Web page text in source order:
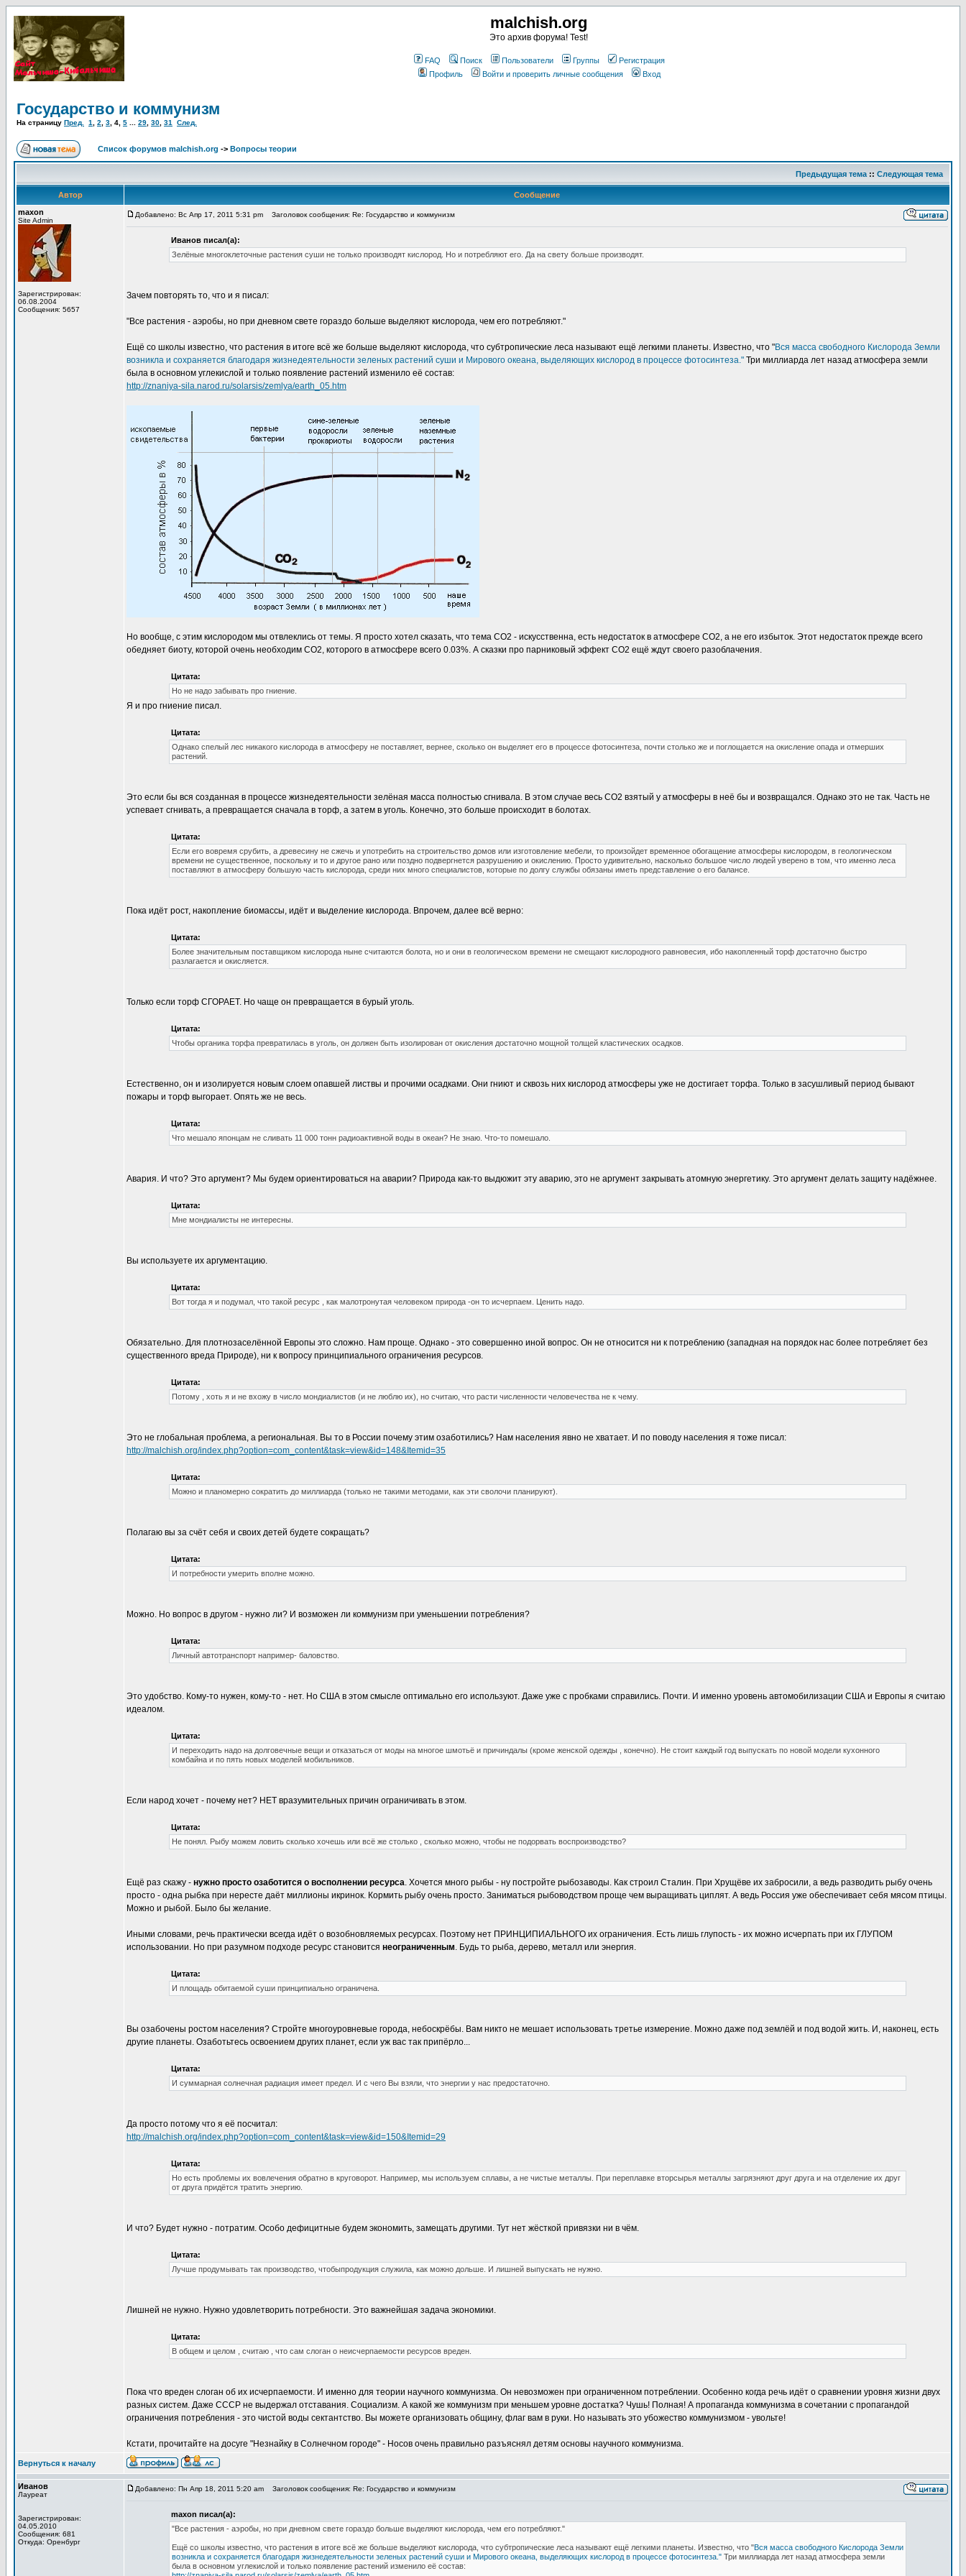
malchish.org
Это архив форума! Test!
FAQ Поиск Пользователи Группы
Регистрация
Профиль
Войти и проверить личные сообщения Вход
Государство и коммунизм
На страницу Пред. 1 2 3 4 5 29 30 31 След.
Список форумов malchish.org -> Вопросы теории
Предыдущая тема :: Следующая тема
Автор
Сообщение
maxon
Site Admin
Зарегистрирован:
06.08.2004
Сообщения: 5657
Добавлено: Вс Апр 17, 2011 5:31 pm Заголовок сообщения: Re: Государство и коммунизм
Иванов писал(а):
Зелёные многоклеточные растения суши не только производят кислород. Но и потребляют его. Да на свету больше производят.
Зачем повторять то, что и я писал:
"Все растения - аэробы, но при дневном свете гораздо больше выделяют кислорода, чем его потребляют."
Ещё со школы известно, что растения в итоге всё же больше выделяют кислорода, что субтропические леса называют ещё легкими планеты. Известно, что "Вся масса свободного Кислорода Земли
возникла и сохраняется благодаря жизнедеятельности зеленых растений суши и Мирового океана, выделяющих кислород в процессе фотосинтеза." Три миллиарда лет назад атмосфера земли
была в основном углекислой и только появление растений изменило её состав:
http://znaniya-sila.narod.ru/solarsis/zemlya/earth_05.htm
Но вообще, с этим кислородом мы отвлеклись от темы. Я просто хотел сказать, что тема СО2 - искусственна, есть недостаток в атмосфере СО2, а не его избыток. Этот недостаток прежде всего
обедняет биоту, которой очень необходим СО2, которого в атмосфере всего 0.03%. А сказки про парниковый эффект СО2 ещё ждут своего разоблачения.
Цитата:
Но не надо забывать про гниение.
Я и про гниение писал.
Цитата:
Однако спелый лес никакого кислорода в атмосферу не поставляет, вернее, сколько он выделяет его в процессе фотосинтеза, почти столько же и поглощается на окисление опада и отмерших
растений.
Это если бы вся созданная в процессе жизнедеятельности зелёная масса полностью сгнивала. В этом случае весь СО2 взятый у атмосферы в неё бы и возвращался. Однако это не так. Часть не
успевает сгнивать, а превращается сначала в торф, а затем в уголь. Конечно, это больше происходит в болотах.
Цитата:
Если его вовремя срубить, а древесину не сжечь и употребить на строительство домов или изготовление мебели, то произойдет временное обогащение атмосферы кислородом, в геологическом
времени не существенное, поскольку и то и другое рано или поздно подвергнется разрушению и окислению. Просто удивительно, насколько большое число людей уверено в том, что именно леса
поставляют в атмосферу большую часть кислорода, среди них много специалистов, которые по долгу службы обязаны иметь представление о его балансе.
Пока идёт рост, накопление биомассы, идёт и выделение кислорода. Впрочем, далее всё верно:
Цитата:
Более значительным поставщиком кислорода ныне считаются болота, но и они в геологическом времени не смещают кислородного равновесия, ибо накопленный торф достаточно быстро
разлагается и окисляется.
Только если торф СГОРАЕТ. Но чаще он превращается в бурый уголь.
Цитата:
Чтобы органика торфа превратилась в уголь, он должен быть изолирован от окисления достаточно мощной толщей кластических осадков.
Естественно, он и изолируется новым слоем опавшей листвы и прочими осадками. Они гниют и сквозь них кислород атмосферы уже не достигает торфа. Только в засушливый период бывают
пожары и торф выгорает. Опять же не весь.
Цитата:
Что мешало японцам не сливать 11 000 тонн радиоактивной воды в океан? Не знаю. Что-то помешало.
Авария. И что? Это аргумент? Мы будем ориентироваться на аварии? Природа как-то выдюжит эту аварию, это не аргумент закрывать атомную энергетику. Это аргумент делать защиту надёжнее.
Цитата:
Мне мондиалисты не интересны.
Вы используете их аргументацию.
Цитата:
Вот тогда я и подумал, что такой ресурс , как малотронутая человеком природа -он то исчерпаем. Ценить надо.
Обязательно. Для плотнозаселённой Европы это сложно. Нам проще. Однако - это совершенно иной вопрос. Он не относится ни к потреблению (западная на порядок нас более потребляет без
существенного вреда Природе), ни к вопросу принципиального ограничения ресурсов.
Цитата:
Потому , хоть я и не вхожу в число мондиалистов (и не люблю их), но считаю, что расти численности человечества не к чему.
Это не глобальная проблема, а региональная. Вы то в России почему этим озаботились? Нам населения явно не хватает. И по поводу населения я тоже писал:
http://malchish.org/index.php?option=com_content&task=view&id=148&Itemid=35
Цитата:
Можно и планомерно сократить до миллиарда (только не такими методами, как эти сволочи планируют).
Полагаю вы за счёт себя и своих детей будете сокращать?
Цитата:
И потребности умерить вполне можно.
Можно. Но вопрос в другом - нужно ли? И возможен ли коммунизм при уменьшении потребления?
Цитата:
Личный автотранспорт например- баловство.
Это удобство. Кому-то нужен, кому-то - нет. Но США в этом смысле оптимально его используют. Даже уже с пробками справились. Почти. И именно уровень автомобилизации США и Европы я считаю
идеалом.
Цитата:
И переходить надо на долговечные вещи и отказаться от моды на многое шмотьё и причиндалы (кроме женской одежды , конечно). Не стоит каждый год выпускать по новой модели кухонного
комбайна и по пять новых моделей мобильников.
Если народ хочет - почему нет? НЕТ вразумительных причин ограничивать в этом.
Цитата:
Не понял. Рыбу можем ловить сколько хочешь или всё же столько , сколько можно, чтобы не подорвать воспроизводство?
Ещё раз скажу - нужно просто озаботится о восполнении ресурса. Хочется много рыбы - ну постройте рыбозаводы. Как строил Сталин. При Хрущёве их забросили, а ведь разводить рыбу очень
просто - одна рыбка при нересте даёт миллионы икринок. Кормить рыбу очень просто. Заниматься рыбоводством проще чем выращивать циплят. А ведь Россия уже обеспечивает себя мясом птицы.
Можно и рыбой. Было бы желание.
Иными словами, речь практически всегда идёт о возобновляемых ресурсах. Поэтому нет ПРИНЦИПИАЛЬНОГО их ограничения. Есть лишь глупость - их можно исчерпать при их ГЛУПОМ
использовании. Но при разумном подходе ресурс становится неограниченным. Будь то рыба, дерево, металл или энергия.
Цитата:
И площадь обитаемой суши принципиально ограничена.
Вы озабочены ростом населения? Стройте многоуровневые города, небоскрёбы. Вам никто не мешает использовать третье измерение. Можно даже под землёй и под водой жить. И, наконец, есть
другие планеты. Озаботьтесь освоением других планет, если уж вас так припёрло...
Цитата:
И суммарная солнечная радиация имеет предел. И с чего Вы взяли, что энергии у нас предостаточно.
Да просто потому что я её посчитал:
http://malchish.org/index.php?option=com_content&task=view&id=150&Itemid=29
Цитата:
Но есть проблемы их вовлечения обратно в круговорот. Например, мы используем сплавы, а не чистые металлы. При переплавке вторсырья металлы загрязняют друг друга и на отделение их друг
от друга придётся тратить энергию.
И что? Будет нужно - потратим. Особо дефицитные будем экономить, замещать другими. Тут нет жёсткой привязки ни в чём.
Цитата:
Лучше продумывать так производство, чтобыпродукция служила, как можно дольше. И лишней выпускать не нужно.
Лишней не нужно. Нужно удовлетворить потребности. Это важнейшая задача экономики.
Цитата:
В общем и целом , считаю , что сам слоган о неисчерпаемости ресурсов вреден.
Пока что вреден слоган об их исчерпаемости. И именно для теории научного коммунизма. Он невозможен при ограниченном потреблении. Особенно когда речь идёт о сравнении уровня жизни двух
разных систем. Даже СССР не выдержал отставания. Социализм. А какой же коммунизм при меньшем уровне достатка? Чушь! Полная! А пропаганда коммунизма в сочетании с пропагандой
ограничения потребления - это чистой воды сектантство. Вы можете организовать общину, флаг вам в руки. Но называть это убожество коммунизмом - увольте!
Кстати, прочитайте на досуге "Незнайку в Солнечном городе" - Носов очень правильно разъяснял детям основы научного коммунизма.
Вернуться к началу
Иванов
Лауреат
Зарегистрирован:
04.05.2010
Сообщения: 681
Откуда: Оренбург
Добавлено: Пн Апр 18, 2011 5:20 am Заголовок сообщения: Re: Государство и коммунизм
maxon писал(а):
"Все растения - аэробы, но при дневном свете гораздо больше выделяют кислорода, чем его потребляют."
Ещё со школы известно, что растения в итоге всё же больше выделяют кислорода, что субтропические леса называют ещё легкими планеты. Известно, что "Вся масса свободного Кислорода Земли
возникла и сохраняется благодаря жизнедеятельности зеленых растений суши и Мирового океана, выделяющих кислород в процессе фотосинтеза."Три миллиарда лет назад атмосфера земли
была в основном углекислой и только появление растений изменило её состав: